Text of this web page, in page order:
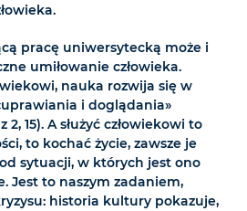
pracę uniwersytecką może i
umiłowanie człowieka.
nauka rozwija się w
i doglądania»
15). A służyć człowiekowi to
to kochać życie, zawsze je
sytuacji, w których jest ono
Jest to naszym zadaniem,
historia kultury pokazuje,